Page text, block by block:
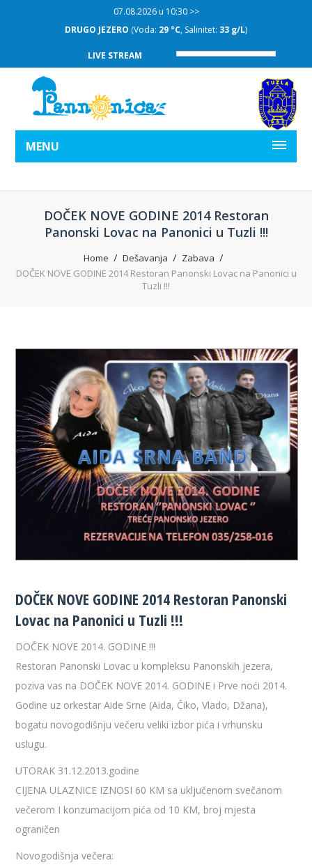
07.08.2026 u 10:30 >>
DRUGO JEZERO (Voda: 29 °C, Salinitet: 33 g/L)
LIVE STREAM
MENU
DOČEK NOVE GODINE 2014 Restoran
Panonski Lovac na Panonici u Tuzli !!!
Home Dešavanja
Zabava
DOČEK NOVE GODINE 2014 Restoran Panonski Lovac na Panonici u
Tuzli !!!
DOČEK NOVE GODINE 2014 Restoran Panonski
Lovac na Panonici u Tuzli !!!
DOČEK NOVE 2014. GODINE !!!
Restoran Panonski Lovac u kompleksu Panonskih jezera,
poziva vas na DOČEK NOVE 2014. GODINE i Prve noći 2014.
Godine uz orkestar Aide Srne (Aida, Čiko, Vlado, Džana),
bogatu novogodišnju večeru veliki izbor pića i vrhunsku
uslugu.
UTORAK 31.12.2013.godine
CIJENA ULAZNICE IZNOSI 60 KM sa uključenom svečanom
večerom I konzumacijom pića od 10 KM, broj mjesta
ograničen
Novogodišnja večera: